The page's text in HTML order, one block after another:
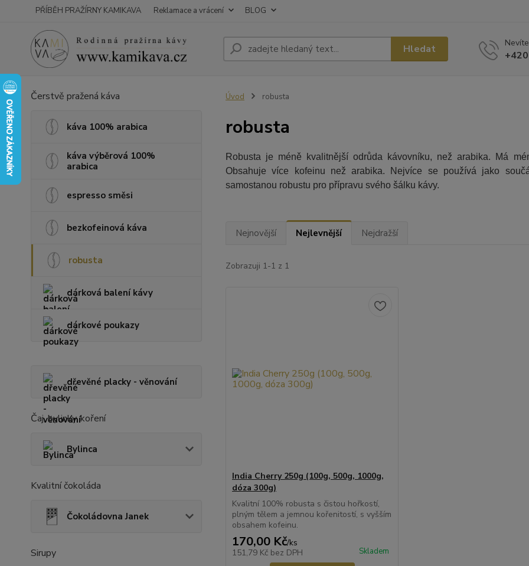
PŘÍBĚH PRAŽÍRNY KAMIKAVA Reklamace a vrácení BLOG
Hledat
Čerstvě pražená káva
káva 100% arabica
káva výběrová 100%
arabica
espresso směsi
bezkofeinová káva
robusta
dárková balení kávy
dárkové poukazy
dřevěné placky - věnování
Čaj, bylinky, koření
Bylinca
Kvalitní čokoláda
Čokoládovna Janek
Sirupy
Úvod robusta
robusta
Robusta je méně kvalitnější odrůda kávovníku, než arabika. Má
Obsahuje více kofeinu než arabika. Nejvíce se používá jako
samostanou robustu pro přípravu svého šálku kávy.
Nejnovější Nejlevnější Nejdražší
Zobrazuji 1-1 z 1
India Cherry 250g (100g, 500g, 1000g,
dóza 300g)
Kvalitní 100% robusta s čistou hořkostí,
plným tělem a jemnou kořenitostí, s vyšším
obsahem kofeinu.
170,00 Kč/ks
151,79 Kč bez DPH Skladem